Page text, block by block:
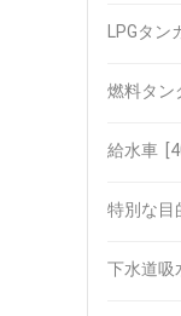
LPGタン
燃料タン
給水車
特別な目
下水道吸